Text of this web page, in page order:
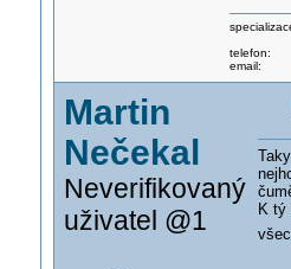
revize
telefon:
Martin
Nečekal
Neverifikovaný
uživatel @1
K tý